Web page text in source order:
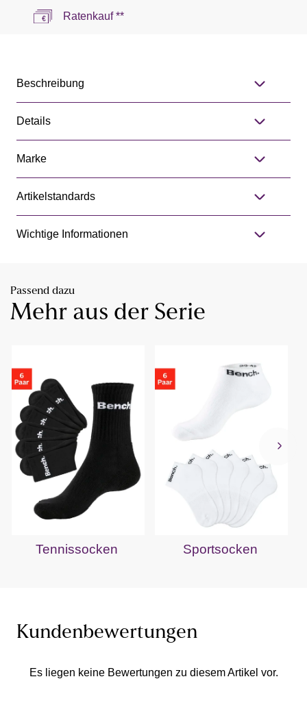
Ratenkauf **
Beschreibung
Details
Marke
Artikelstandards
Wichtige Informationen
Passend dazu
Mehr aus der Serie
Tennissocken Sportsocken
Kundenbewertungen
Es liegen keine Bewertungen zu diesem Artikel vor.